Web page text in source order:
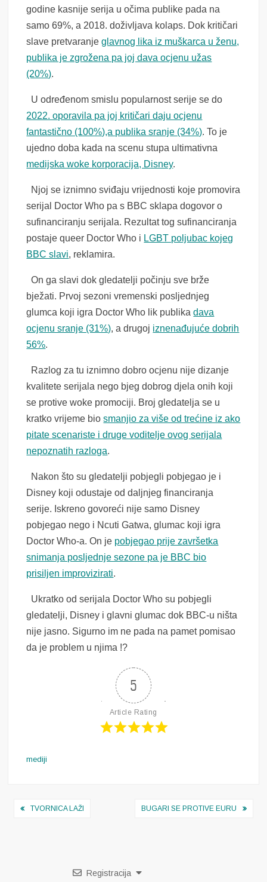
godine kasnije serija u očima publike pada na
samo 69%, a 2018. doživljava kolaps. Dok kritičari
slave pretvaranjeglavnog lika iz muškarca u ženu,
publika je zgrožena pa joj dava ocjenu užas
(20%).
U određenom smislu popularnost serije se do
2022. oporavila pa joj kritičari daju ocjenu
fantastično (100%),a publika sranje (34%). To je
ujedno doba kada na scenu stupa ultimativna
medijska woke korporacija, Disney.
Njoj se iznimno sviđaju vrijednosti koje promovira
serijal Doctor Who pa s BBC sklapa dogovor o
sufinanciranju serijala. Rezultat tog sufinanciranja
postaje queer Doctor Who i LGBT poljubac kojeg
BBC slavi, reklamira.
On ga slavi dok gledatelji počinju sve brže
bježati. Prvoj sezoni vremenski posljednjeg
glumca koji igra Doctor Who lik publikadava
ocjenu sranje (31%), a drugoj iznenađujuće dobrih
56%.
Razlog za tu iznimno dobro ocjenu nije dizanje
kvalitete serijala nego bjeg dobrog djela onih koji
se protive woke promociji. Broj gledatelja se u
kratko vrijeme biosmanjio za više od trećine iz ako
pitate scenariste i druge voditelje ovog serijala
nepoznatih razloga.
Nakon što su gledatelji pobjegli pobjegao je i
Disney koji odustaje od daljnjeg financiranja
serije. Iskreno govoreći nije samo Disney
pobjegao nego i Ncuti Gatwa, glumac koji igra
Doctor Who-a. On je pobjegao prije završetka
snimanja posljednje sezone pa je BBC bio
prisiljen improvizirati.
Ukratko od serijala Doctor Who su pobjegli
gledatelji, Disney i glavni glumac dok BBC-u ništa
nije jasno. Sigurno im ne pada na pamet pomisao
da je problem u njima !?
5
Article Rating
mediji
Navigacija
TVORNICA LAŽI BUGARI SE PROTIVE EURU
Registracija